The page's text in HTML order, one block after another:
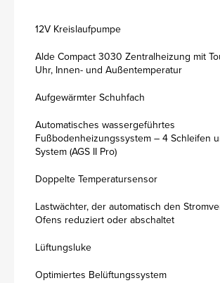
12V Kreislaufpumpe
Alde Compact 3030 Zentralheizung mit
Uhr, Innen- und Außentemperatur
Aufgewärmter Schuhfach
Automatisches wassergeführtes
Fußbodenheizungssystem – 4 Schleifen
System (AGS II Pro)
Doppelte Temperatursensor
Lastwächter, der automatisch den
Ofens reduziert oder abschaltet
Lüftungsluke
Optimiertes Belüftungssystem